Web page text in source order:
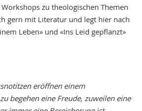
zu theologischen Themen
gern mit Literatur und legt hier nach
Leben» und «Ins Leid gepflanzt»
eröffnen einem
begehen eine Freude, zuweilen eine